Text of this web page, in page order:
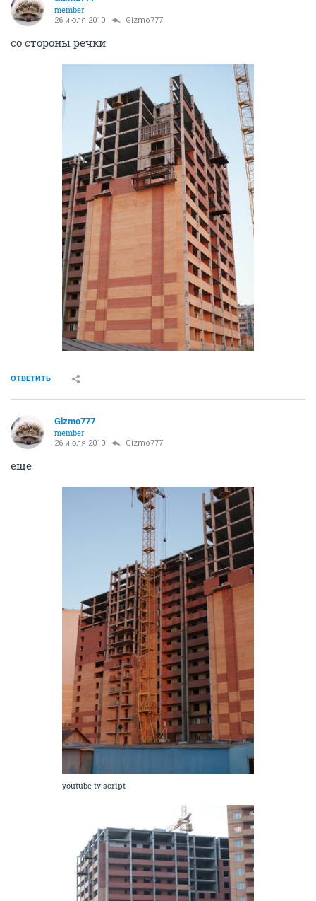
member
26 июля 2010 Gizmo777
со стороны речки
ОТВЕТИТЬ
Gizmo777
member
26 июля 2010 Gizmo777
еще
youtube tv script